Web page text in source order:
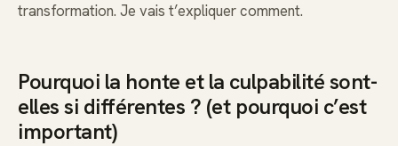
transformation. Je vais t’expliquer comment.
Pourquoi la honte et la culpabilité sont-
elles si différentes ? (et pourquoi c’est
important)